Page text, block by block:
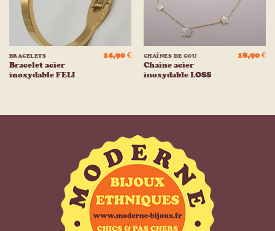
BRACELETS
Bracelet acier
inoxydable FELI
14,90€ CHAÎNES DE COU
Chaine acier
inoxydable LOSS
18,90€